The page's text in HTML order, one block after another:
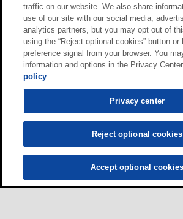
การ รวมตัวกับน้ำได้อย่างดี
ป้องกันการเกิดสนิมและการ
รวมทั้งการต้านทานต่อน้ำท
ต้านทานการสึกหรอดี น้ำมั
หนืดสูงช่วยให้มั่นใจว่าควา
แปลงของอุณหภูมิและสูญเ
ขณะอุ่นเครื่อง น้ำมันชนิด
นั้นจึงหลีกเลี่ยงการเกิดโพร
การทำงานที่ผิดพลาด
traffic on our website. We also share
use of our site with our social media,
analytics partners, but you may opt out of
using the “Reject optional cookies” button or
preference signal from your browser. You
information and options in the Privacy
policy
Privacy center
Reject optional cookies
Accept optional cookies